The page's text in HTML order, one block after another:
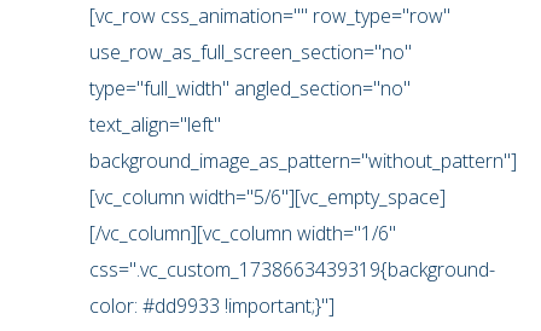
[vc_row css_animation="" row_type="row"
use_row_as_full_screen_section="no"
type="full_width" angled_section="no"
text_align="left"
background_image_as_pattern="without_pattern"]
[vc_column width="5/6"][vc_empty_space]
[/vc_column][vc_column width="1/6"
css=".vc_custom_1738663439319{background-
color: #dd9933 !important;}"]